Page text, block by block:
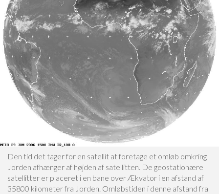
Den tid det tager for en satellit at foretage et omløb omkring
Jorden afhænger af højden af satellitten. De geostationære
satellitter er placeret i en bane over Ækvator i en afstand af
35800 kilometer fra Jorden. Omløbstiden i denne afstand fra